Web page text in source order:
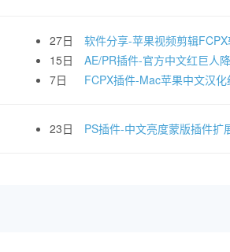
27日
软件分享-苹果视频剪辑
15日
AE/PR插件-官方中文红巨人
7日
FCPX插件-Mac苹果中文汉
23日 PS插件-中文亮度蒙版插件扩